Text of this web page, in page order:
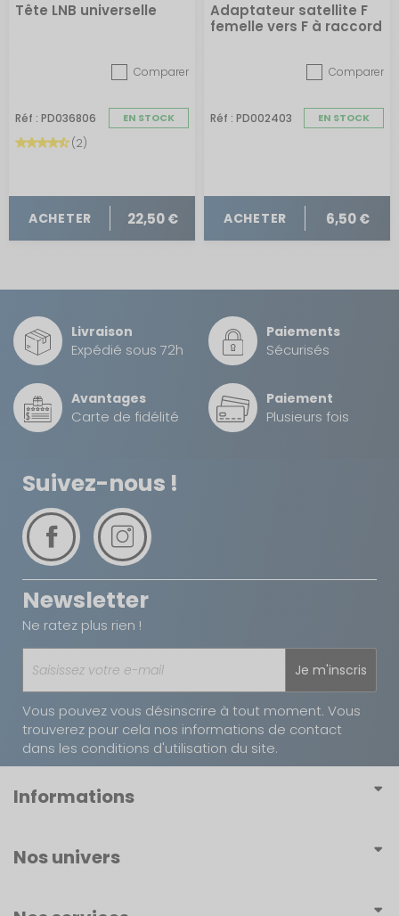
Tête LNB universelle
Comparer
Réf : PD036806 EN STOCK
(2)
ACHETER 22,50 €
Adaptateur satellite F
femelle vers F à raccord
Comparer
Réf : PD002403 EN STOCK
ACHETER 6,50 €
Livraison
Expédié sous 72h
Paiements
Sécurisés
Avantages
Carte de fidélité
Paiement
Plusieurs fois
Suivez-nous !
Newsletter
Ne ratez plus rien !
Je m'inscris
Vous pouvez vous désinscrire à tout moment. Vous
trouverez pour cela nos informations de contact
dans les conditions d'utilisation du site.
Informations
Conditions générales d'utilisation
Nos univers